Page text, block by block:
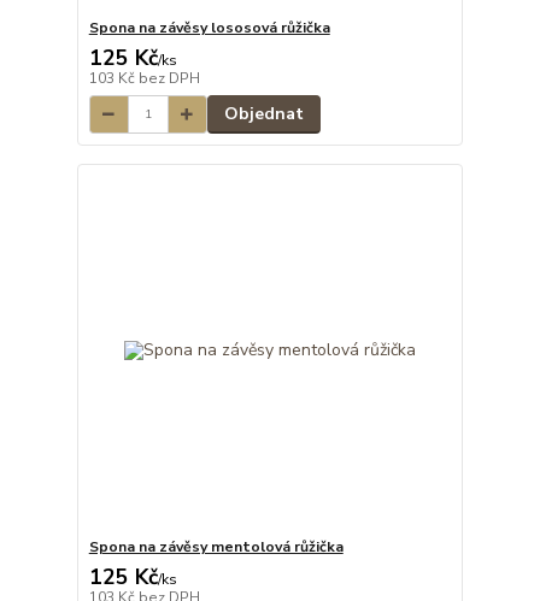
Spona na závěsy lososová růžička
125 Kč/ks
103 Kč bez DPH
Objednat
Spona na závěsy mentolová růžička
125 Kč/ks
103 Kč bez DPH